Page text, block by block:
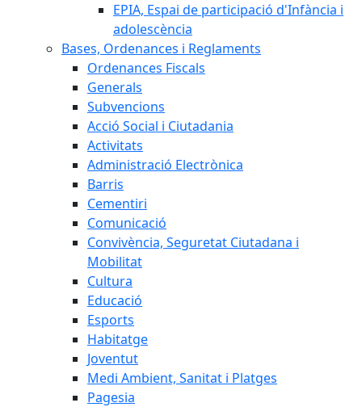
EPIA, Espai de participació d'Infància i
adolescència
Bases, Ordenances i Reglaments
Ordenances Fiscals
Generals
Subvencions
Acció Social i Ciutadania
Activitats
Administració Electrònica
Barris
Cementiri
Comunicació
Convivència, Seguretat Ciutadana i
Mobilitat
Cultura
Educació
Esports
Habitatge
Joventut
Medi Ambient, Sanitat i Platges
Pagesia